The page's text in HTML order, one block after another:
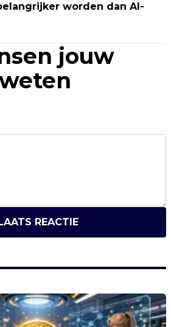
worden dan AI-
jouw
REACTIE